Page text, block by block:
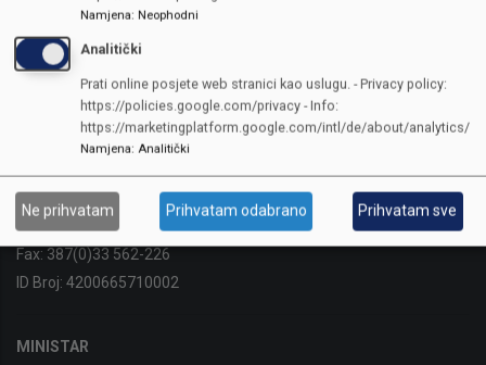
Sarajevo, Reisa Džemaludina Čauševića 1
Telefon:
+387(0)33 562-122
Fax: 387(0)33 562-226
ID Broj: 4200665710002
MINISTAR
Namjena: Neophodni
Analitički
Prati online posjete web stranici kao uslugu. - Privacy policy:
https://policies.google.com/privacy - Info:
https://marketingplatform.google.com/intl/de/about/analytics/
Namjena: Analitički
Ne prihvatam Prihvatam odabrano Prihvatam sve